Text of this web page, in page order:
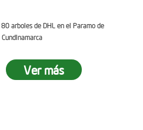
arboles de DHL en el Paramo de
Ver más